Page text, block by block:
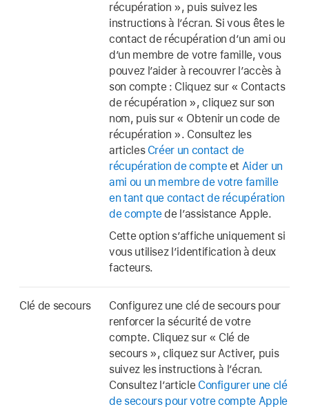
récupération », puis suivez les
instructions à l’écran. Si vous êtes le
contact de récupération d’un ami ou
d’un membre de votre famille, vous
pouvez l’aider à recouvrer l’accès à
son compte : Cliquez sur « Contacts
de récupération », cliquez sur son
nom, puis sur « Obtenir un code de
récupération ». Consultez les
articles Créer un contact de
récupération de compteet Aider un
ami ou un membre de votre famille
en tant que contact de récupération
de comptede l’assistance Apple.
Cette option s’affiche uniquement si
vous utilisez l’identification à deux
facteurs.
Clé de secours
Configurez une clé de secours pour
renforcer la sécurité de votre
compte. Cliquez sur « Clé de
secours », cliquez sur Activer, puis
suivez les instructions à l’écran.
Consultez l’article Configurer une clé
de secours pour votre compte Apple